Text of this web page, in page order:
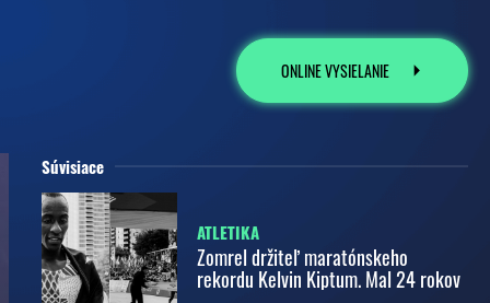
ONLINE VYSIELANIE
Súvisiace
ATLETIKA
Zomrel držiteľ maratónskeho
rekordu Kelvin Kiptum. Mal 24 rokov